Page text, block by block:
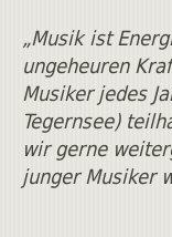
„Musik ist
ungeheuren
Musiker jedes
Tegernsee)
wir gerne
junger Musiker